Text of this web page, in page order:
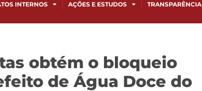
INTERNOS AÇÕES E ESTUDOS TRANSPARÊNCIA
obtém o bloqueio
de Água Doce do